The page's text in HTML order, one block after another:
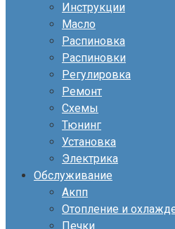
Инструкции
Масло
Распиновка
Распиновки
Регулировка
Ремонт
Схемы
Тюнинг
Установка
Электрика
Обслуживание
Акпп
Отопление и
Печки